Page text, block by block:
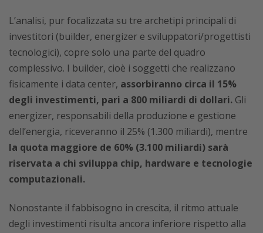
L’analisi, pur focalizzata su tre archetipi principali di
investitori (builder, energizer e sviluppatori/progettisti
tecnologici), copre solo una parte del quadro
complessivo. I builder, cioè i soggetti che realizzano
fisicamente i data center, assorbiranno circa il 15%
degli investimenti, pari a 800 miliardi di dollari. Gli
energizer, responsabili della produzione e gestione
dell’energia, riceveranno il 25% (1.300 miliardi), mentre
la quota maggiore de 60% (3.100 miliardi) sarà
riservata a chi sviluppa chip, hardware e tecnologie
computazionali.
Nonostante il fabbisogno in crescita, il ritmo attuale
degli investimenti risulta ancora inferiore rispetto alla